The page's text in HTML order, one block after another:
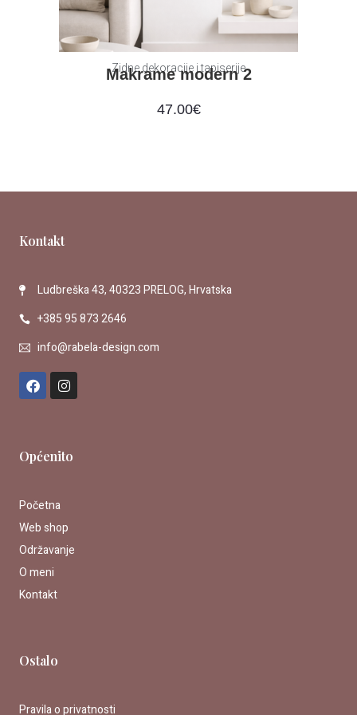
Zidne dekoracije i tapiserije
Makrame modern 2
47.00€
Kontakt
Ludbreška 43, 40323 PRELOG, Hrvatska
+385 95 873 2646
info@rabela-design.com
F
a
c
o
I
n
s
r
Općenito
Početna
Web shop
Održavanje
O meni
Kontakt
Ostalo
Pravila o privatnosti